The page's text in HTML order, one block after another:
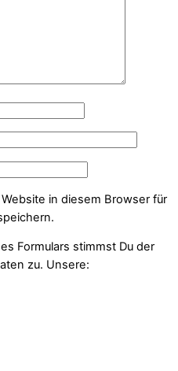
in diesem Browser für
Formulars stimmst Du der
zu. Unsere: